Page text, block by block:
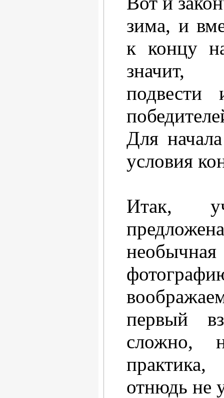
зима, и
к концу
подвести
Для
условия
Итак,
первый
сложно,
отнюдь не